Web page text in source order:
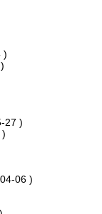
)
27 )
06 )